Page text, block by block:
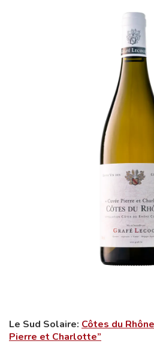
Le Sud Solaire: Côtes du
Pierre et Charlotte”